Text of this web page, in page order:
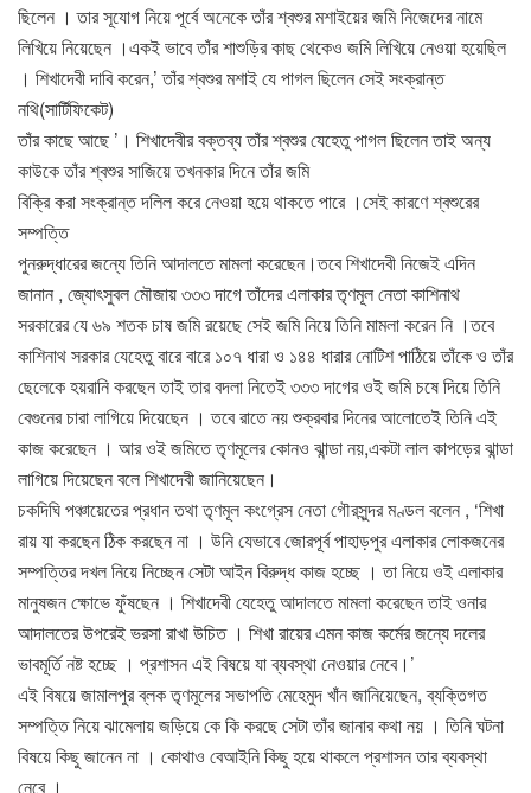
ছিলেন । তার সূযোগ নিয়ে পূর্বে অনেকে তাঁর শ্বশুর মশাইয়ের জমি নিজেদের নামে
লিখিয়ে নিয়েছেন ।একই ভাবে তাঁর শাশুড়ির কাছ থেকেও জমি লিখিয়ে নেওয়া হয়েছিল
। শিখাদেবী দাবি করেন,’ তাঁর শ্বশুর মশাই যে পাগল ছিলেন সেই সংক্রান্ত
নথি(সার্টিফিকেট)
তাঁর কাছে আছে ’। শিখাদেবীর বক্তব্য তাঁর শ্বশুর যেহেতু পাগল ছিলেন তাই অন্য
কাউকে তাঁর শ্বশুর সাজিয়ে তখনকার দিনে তাঁর জমি
বিক্রি করা সংক্রান্ত দলিল করে নেওয়া হয়ে থাকতে পারে ।সেই কারণে শ্বশুরের
সম্পত্তি
পুনরুদ্ধারের জন্যে তিনি আদালতে মামলা করেছেন।তবে শিখাদেবী নিজেই এদিন
জানান , জ্যোৎসুবল মৌজায় ৩৩৩ দাগে তাঁদের এলাকার তৃণমূল নেতা কাশিনাথ
সরকারের যে ৬৯ শতক চাষ জমি রয়েছে সেই জমি নিয়ে তিনি মামলা করেন নি ।তবে
কাশিনাথ সরকার যেহেতু বারে বারে ১০৭ ধারা ও ১৪৪ ধারার নোটিশ পাঠিয়ে তাঁকে ও তাঁর
ছেলেকে হয়রানি করছেন তাই তার বদলা নিতেই ৩৩৩ দাগের ওই জমি চষে দিয়ে তিনি
বেগুনের চারা লাগিয়ে দিয়েছেন । তবে রাতে নয় শুক্রবার দিনের আলোতেই তিনি এই
কাজ করেছেন । আর ওই জমিতে তৃণমূলের কোনও ঝান্ডা নয়,একটা লাল কাপড়ের ঝান্ডা
লাগিয়ে দিয়েছেন বলে শিখাদেবী জানিয়েছেন।
চকদিঘি পঞ্চায়েতের প্রধান তথা তৃণমূল কংগ্রেস নেতা গৌরসুন্দর মণ্ডল বলেন , ‘শিখা
রায় যা করছেন ঠিক করছেন না । উনি যেভাবে জোরপূর্ব পাহাড়পুর এলাকার লোকজনের
সম্পত্তির দখল নিয়ে নিচ্ছেন সেটা আইন বিরুদ্ধ কাজ হচ্ছে । তা নিয়ে ওই এলাকার
মানুষজন ক্ষোভে ফুঁষছেন । শিখাদেবী যেহেতু আদালতে মামলা করেছেন তাই ওনার
আদালতের উপরেই ভরসা রাখা উচিত । শিখা রায়ের এমন কাজ কর্মের জন্যে দলের
ভাবমূর্তি নষ্ট হচ্ছে । প্রশাসন এই বিষয়ে যা ব্যবস্থা নেওয়ার নেবে।’
এই বিষয়ে জামালপুর ব্লক তৃণমূলের সভাপতি মেহেমুদ খাঁন জানিয়েছেন, ব্যক্তিগত
সম্পত্তি নিয়ে ঝামেলায় জড়িয়ে কে কি করছে সেটা তাঁর জানার কথা নয় । তিনি ঘটনা
বিষয়ে কিছু জানেন না । কোথাও বেআইনি কিছু হয়ে থাকলে প্রশাসন তার ব্যবস্থা
নেবে ।